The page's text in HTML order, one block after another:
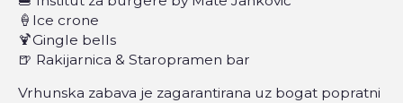
🍦Ice crone
🍹Gingle bells
🍺 Rakijarnica & Staropramen bar
Vrhunska zabava je zagarantirana uz bogat popratni